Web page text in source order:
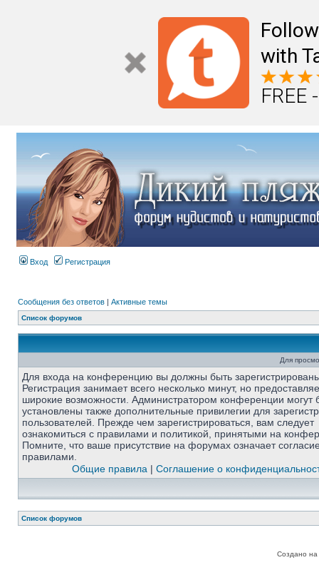
with
FREE
Вход Регистрация
Сообщения без ответов | Активные темы
Список форумов
Для
Для входа на конференцию вы должны быть
Регистрация занимает всего несколько минут, но
широкие возможности. Администратором конференции могут
установлены также дополнительные привилегии для
пользователей. Прежде чем зарегистрироваться, вам следует
ознакомиться с правилами и политикой, принятыми на
Помните, что ваше присутствие на форумах означает
правилами.
Общие правила | Соглашение о
Список форумов
Создано